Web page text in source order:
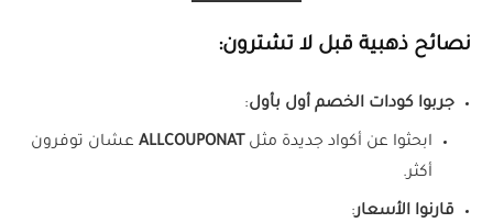
نصائح ذهبية قبل لا تشترون:
جربوا كودات الخصم أول بأول:
ابحثوا عن أكواد جديدة مثل ALLCOUPONAT عشان توفرون
أكثر.
قارنوا الأسعار: